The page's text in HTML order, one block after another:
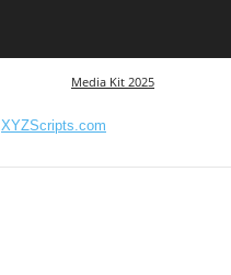
Media Kit 2025
XYZScripts.com